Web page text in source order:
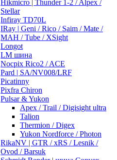
Hikmicro | Thunder 1-2 / Alpex /
Stellar
Infiray TD70L
IRay | Geni / Rico / Saim / Mate /
MAH / Tube / XSight
Longot
LM шина
Nocpix Rico2 / ACE
Pard | SA/NV008/LRF
Picatinny
Pixfra Chiron
Pulsar & Yukon
Apex / Trail / Digisight ultra
Talion
Thermion / Digex
Yukon Nordforce / Photon
RikaNV | GTR / xRS / Lesnik /
Ovod / Barsuk